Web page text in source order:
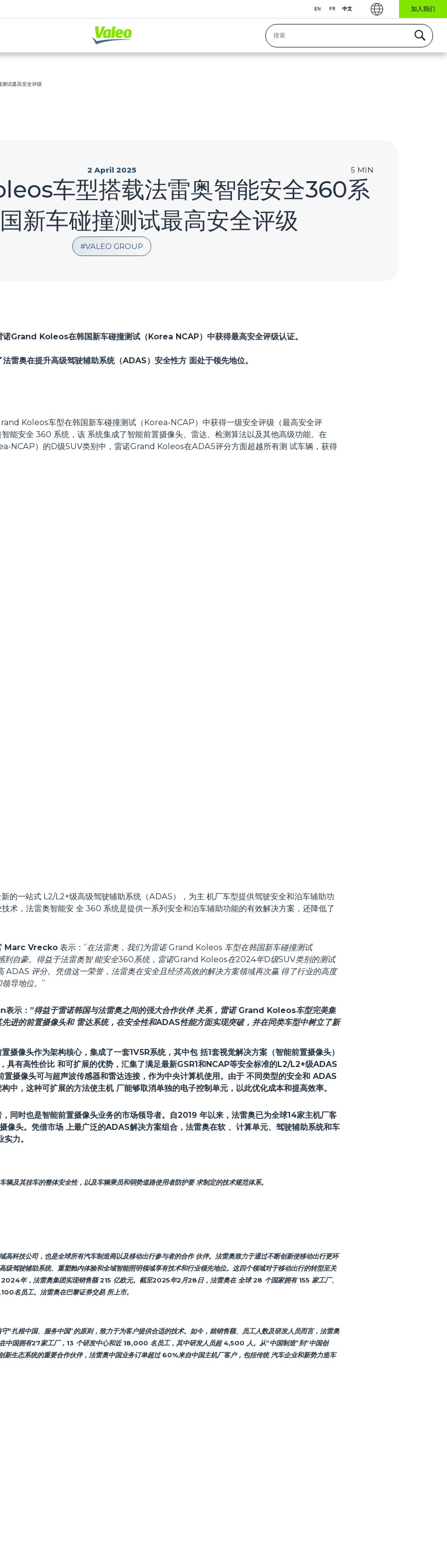
EN FR 中文 加入我们
试最高安全评级
VALEO GROUP
2 April 2025 5 MIN
车型搭载法雷奥智能安全360系
新车碰撞测试最高安全评级
Grand Koleos在韩国新车碰撞测试（Korea NCAP）中获得最高安全评级认证。
雷奥在提升高级驾驶辅助系统（ADAS）安全性方 面处于领先地位。
Koleos车型在韩国新车碰撞测试（Korea-NCAP）中获得一级安全评级（最高安全评
能安全 360 系统，该 系统集成了智能前置摄像头、雷达、检测算法以及其他高级功能。在
NCAP）的D级SUV类别中，雷诺Grand Koleos在ADAS评分方面超越所有测 试车辆，获得
的一站式 L2/L2+级高级驾驶辅助系统（ADAS），为主 机厂车型提供驾驶安全和泊车辅助功
术，法雷奥智能安 全 360 系统是提供一系列安全和泊车辅助功能的有效解决方案，还降低了
Marc Vrecko 表示：”在法雷奥，我们为雷诺 Grand Koleos 车型在韩国新车碰撞测试
自豪。得益于法雷奥智 能安全360系统，雷诺Grand Koleos在2024年D级SUV类别的测试
ADAS 评分。凭借这一荣誉，法雷奥在安全且经济高效的解决方案领域再次赢 得了行业的高度
导地位。 ”
表示：”得益于雷诺韩国与法雷奥之间的强大合作伙伴 关系，雷诺 Grand Koleos车型完美集
进的前置摄像头和 雷达系统，在安全性和ADAS性能方面实现突破，并在同类车型中树立了新
摄像头作为架构核心，集成了一套1V5R系统，其中包 括1套视觉解决方案（智能前置摄像头）
具有高性价比 和可扩展的优势，汇集了满足最新GSR1和NCAP等安全标准的L2/L2+级ADAS
置摄像头可与超声波传感器和雷达连接，作为中央计算机使用。由于 不同类型的安全和 ADAS
中，这种可扩展的方法使主机 厂能够取消单独的电子控制单元，以此优化成本和提高效率。
同时也是智能前置摄像头业务的市场领导者。自2019 年以来，法雷奥已为全球14家主机厂客
像头。凭借市场 上最广泛的ADAS解决方案组合，法雷奥在软 、计算单元、驾驶辅助系统和车
力。
辆及其挂车的整体安全性，以及车辆乘员和弱势道路使用者防护要 求制定的技术规范体系。
高科技公司，也是全球所有汽车制造商以及移动出行参与者的合作 伙伴。法雷奥致力于通过不断创新使移动出行更环
级驾驶辅助系统、重塑舱内体验和全域智能照明领域享有技术和行业领先地位。这四个领域对于移动出行的转型至关
年，法雷奥集团实现销售额 215 亿欧元。截至2025年2月28日，法雷奥在 全球 28 个国家拥有 155 家工厂、
名员工。法雷奥在巴黎证券交易 所上市。
“扎根中国、服务中国”的原则，致力于为客户提供合适的技术。如今，就销售额、员工人数及研发人员而言，法雷奥
中国拥有27家工厂，13 个研发中心和近 18,000 名员工，其中研发人员超 4,500 人。从“中国制造”到“中国创
新生态系统的重要合作伙伴，法雷奥中国业务订单超过 60%来自中国主机厂客户，包括传统 汽车企业和新势力造车